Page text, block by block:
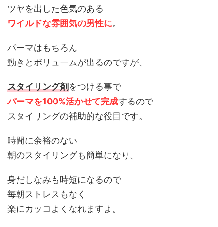
ツヤを出した色気のある
ワイルドな雰囲気の男性に。
パーマはもちろん
動きとボリュームが出るのですが、
スタイリング剤をつける事で
パーマを100%活かせて完成するので
スタイリングの補助的な役目です。
時間に余裕のない
朝のスタイリングも簡単になり、
身だしなみも時短になるので
毎朝ストレスもなく
楽にカッコよくなれますよ。